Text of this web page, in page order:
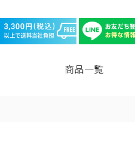
商品一覧